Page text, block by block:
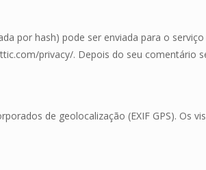
por hash) pode ser enviada para o
privacy/. Depois do seu comentário
de geolocalização (EXIF GPS). Os